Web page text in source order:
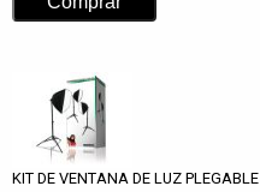
KIT DE VENTANA DE LUZ PLEGABLE